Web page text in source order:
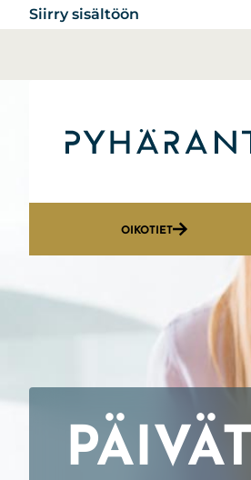
Siirry sisältöön
Etusivu
OIKOTIET